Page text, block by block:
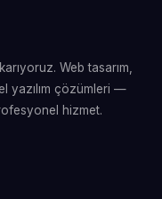
Web tasarım,
yazılım çözümleri —
hizmet.